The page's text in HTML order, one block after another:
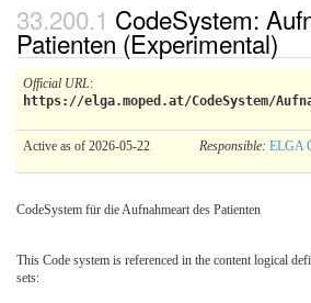
CodeSystem:
Patienten (Experimental)
Official URL:
https://elga.moped.at/CodeSystem/
Active as of 2026-05-22 Responsible: ELGA
CodeSystem für die Aufnahmeart des Patienten
This Code system is referenced in the content logical
sets: